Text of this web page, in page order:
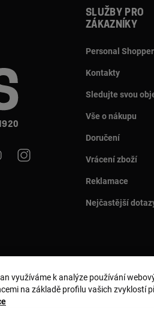
Služby pro
zákazníky
Personal Shopper
Kontakty
Sledujte svou
Vše o nákupu
Doručení
Vrácení zboží
Reklamace
Nejčastější
využíváme k analýze používání
na základě profilu vašich zvyklostí